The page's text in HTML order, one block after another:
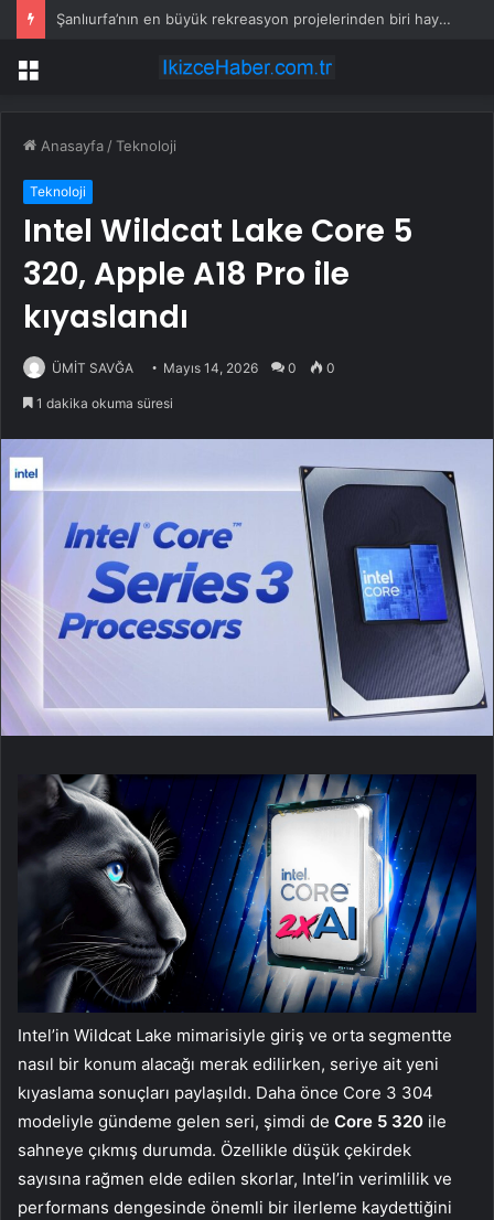
Şanlıurfa’nın en büyük rekreasyon projelerinden biri hayata geçiyor
Menü
Anasayfa /Teknoloji
Teknoloji
Intel Wildcat Lake Core 5
320, Apple A18 Pro ile
kıyaslandı
ÜMİT SAVĞA Mayıs 14, 2026 0 0
1 dakika okuma süresi
Intel’in Wildcat Lake mimarisiyle giriş ve orta segmentte
nasıl bir konum alacağı merak edilirken, seriye ait yeni
kıyaslama sonuçları paylaşıldı. Daha önce Core 3 304
modeliyle gündeme gelen seri, şimdi de Core 5 320 ile
sahneye çıkmış durumda. Özellikle düşük çekirdek
sayısına rağmen elde edilen skorlar, Intel’in verimlilik ve
performans dengesinde önemli bir ilerleme kaydettiğini